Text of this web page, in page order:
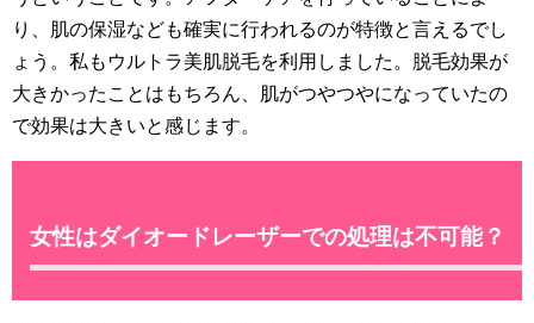
り、肌の保湿なども確実に行われるのが特徴と言えるでし
ょう。私もウルトラ美肌脱毛を利用しました。脱毛効果が
大きかったことはもちろん、肌がつやつやになっていたの
で効果は大きいと感じます。
女性はダイオードレーザーでの処理は不可能？